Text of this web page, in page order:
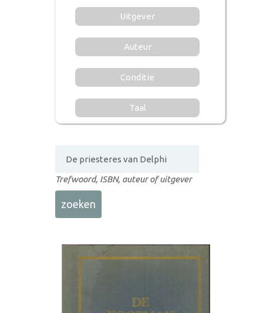
Uitgever
Auteur
Conditie
Taal
Trefwoord, ISBN, auteur of uitgever